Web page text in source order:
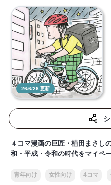
26/6/26 更新
４コマ漫画の巨匠・植田まさし
和・平成・令和の時代をマイペ
青年向け 女性向け 4コマ